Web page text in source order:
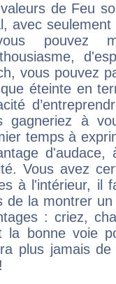
de Feu
avec
pouvez
vous pouvez
éteinte en
gagneriez à
temps à
Vous avez
à l'intérieur, il
de la montrer
: criez,
la bonne voie
plus jamais